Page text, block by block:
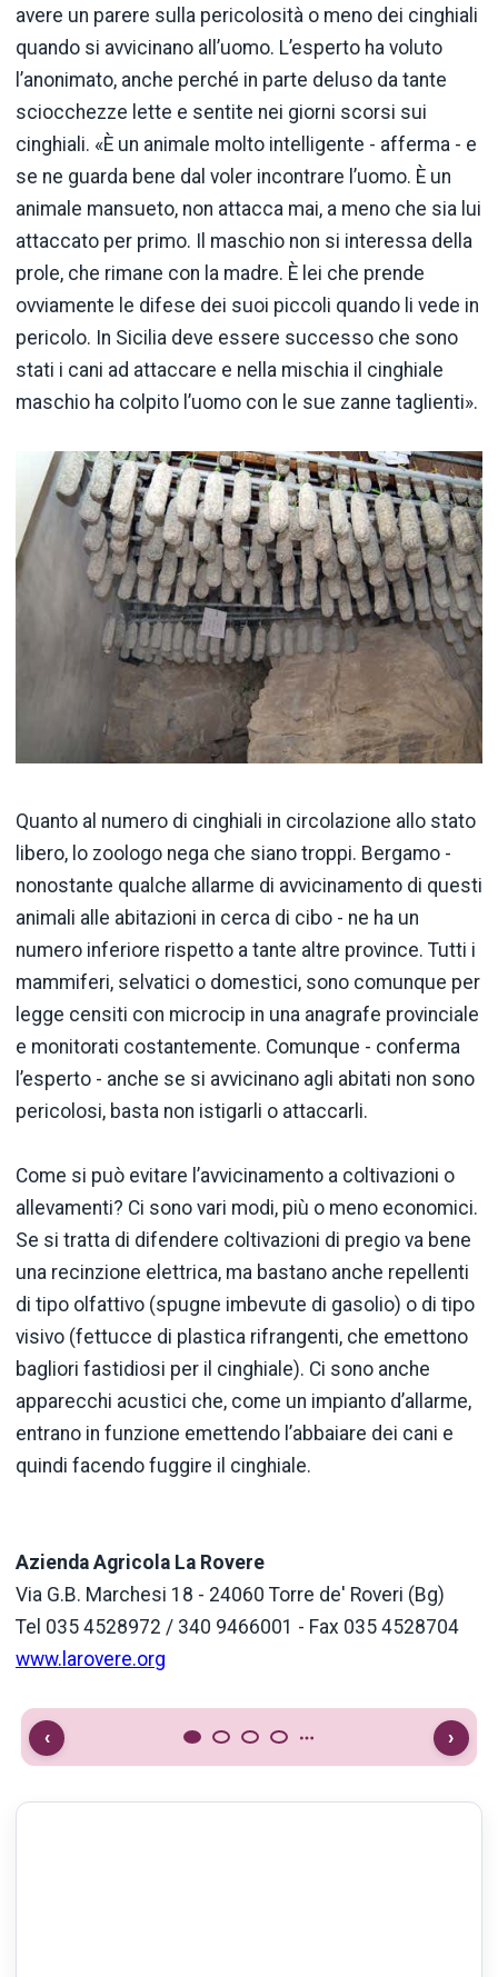
avere un parere sulla pericolosità o meno dei cinghiali
quando si avvicinano all’uomo. L’esperto ha voluto
l’anonimato, anche perché in parte deluso da tante
sciocchezze lette e sentite nei giorni scorsi sui
cinghiali. «È un animale molto intelligente - afferma - e
se ne guarda bene dal voler incontrare l’uomo. È un
animale mansueto, non attacca mai, a meno che sia lui
attaccato per primo. Il maschio non si interessa della
prole, che rimane con la madre. È lei che prende
ovviamente le difese dei suoi piccoli quando li vede in
pericolo. In Sicilia deve essere successo che sono
stati i cani ad attaccare e nella mischia il cinghiale
maschio ha colpito l’uomo con le sue zanne taglienti».
Quanto al numero di cinghiali in circolazione allo stato
libero, lo zoologo nega che siano troppi. Bergamo -
nonostante qualche allarme di avvicinamento di questi
animali alle abitazioni in cerca di cibo - ne ha un
numero inferiore rispetto a tante altre province. Tutti i
mammiferi, selvatici o domestici, sono comunque per
legge censiti con microcip in una anagrafe provinciale
e monitorati costantemente. Comunque - conferma
l’esperto - anche se si avvicinano agli abitati non sono
pericolosi, basta non istigarli o attaccarli.
Come si può evitare l’avvicinamento a coltivazioni o
allevamenti? Ci sono vari modi, più o meno economici.
Se si tratta di difendere coltivazioni di pregio va bene
una recinzione elettrica, ma bastano anche repellenti
di tipo olfattivo (spugne imbevute di gasolio) o di tipo
visivo (fettucce di plastica rifrangenti, che emettono
bagliori fastidiosi per il cinghiale). Ci sono anche
apparecchi acustici che, come un impianto d’allarme,
entrano in funzione emettendo l’abbaiare dei cani e
quindi facendo fuggire il cinghiale.
Azienda Agricola La Rovere
Via G.B. Marchesi 18 - 24060 Torre de' Roveri (Bg)
Tel 035 4528972 / 340 9466001 - Fax 035 4528704
www.larovere.org
‹ ›